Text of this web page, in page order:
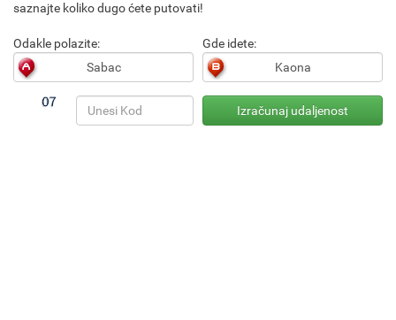
saznajte koliko dugo ćete putovati!
Odakle polazite: Gde idete: